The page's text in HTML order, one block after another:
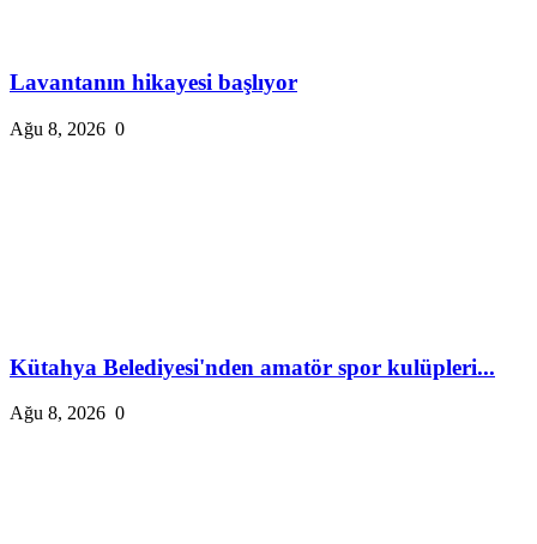
Lavantanın hikayesi başlıyor
Ağu 8, 2026 0
Kütahya Belediyesi'nden amatör spor kulüpleri...
Ağu 8, 2026 0